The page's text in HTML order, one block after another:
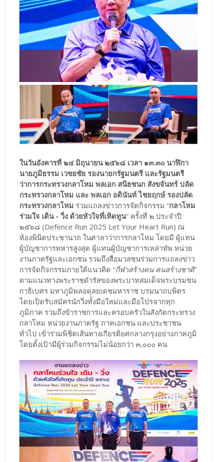
ในวันอังคารที่ ๒๔ มิถุนายน ๒๕๖๘ เวลา ๑๓.๓๐ นาฬิกา
นายภูมิธรรม เวชยชัย รองนายกรัฐมนตรี และรัฐมนตรี
ว่าการกระทรวงกลาโหม พลเอก สนิธชนก สังขจันทร์ ปลัด
กระทรวงกลาโหม และ พลเอก อดินันท์ ไชยฤกษ์ รองปลัด
กระทรวงกลาโหม ร่วมแถลงข่าวการจัดกิจกรรม “กลาโหม
ร่วมใจ เดิน - วิ่ง ด้วยหัวใจที่เทิดทูน” ครั้งที่ ๒ ประจำปี
๒๕๖๘ (Defence Run 2025 Let Your Heart Run) ณ
ห้องพินิตประชานาถ ในศาลาว่าการกลาโหม โดยมี ผู้แทน
ผู้บัญชาการทหารสูงสุด ผู้แทนผู้บัญชาการเหล่าทัพ หน่วย
งานภาครัฐและเอกชน รวมถึงสื่อมวลชนร่วมการแถลงข่าว
การจัดกิจกรรมภายใต้แนวคิด “กีฬาสร้างคน คนสร้างชาติ”
ตามแนวทางพระราชดำรัสของพระบาทสมเด็จพระบรมชน
กาธิเบศร มหาภูมิพลอดุลยเดชมหาราช บรมนาถบพิตร
โดยเปิดรับสมัครนักวิ่งทั้งมือใหม่และมือโปรจากทุก
ภูมิภาค รวมถึงข้าราชการและครอบครัวในสังกัดกระทรวง
กลาโหม หน่วยงานภาครัฐ ภาคเอกชน และประชาชน
ทั่วไป เข้าร่วมพิชิตเส้นทางเกียรติยศกลางกรุงอย่างภาคภูมิ
โดยตั้งเป้ามีผู้ร่วมกิจกรรมไม่น้อยกว่า ๓,๐๐๐ คน